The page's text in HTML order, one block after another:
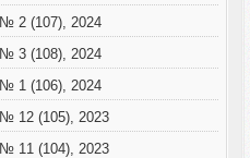
№ 2 (107), 2024
№ 3 (108), 2024
№ 1 (106), 2024
№ 12 (105), 2023
№ 11 (104), 2023